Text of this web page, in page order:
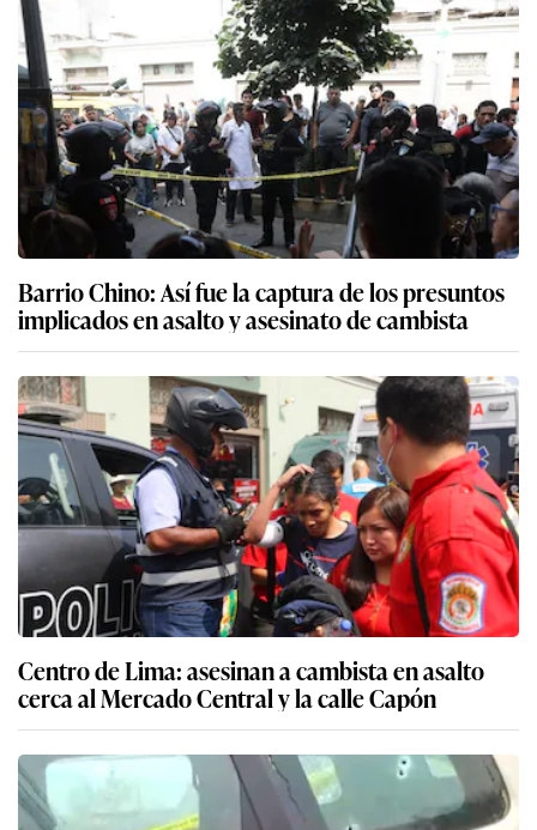
Barrio Chino: Así fue la captura de los presuntos
implicados en asalto y asesinato de cambista
Centro de Lima: asesinan a cambista en asalto
cerca al Mercado Central y la calle Capón